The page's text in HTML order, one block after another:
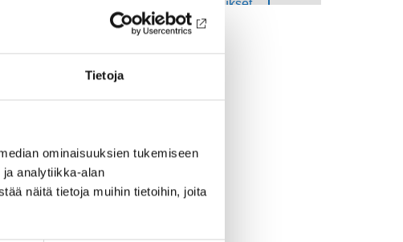
Tietoja
ominaisuuksien tukemiseen
analytiikka-alan
näitä tietoja muihin tietoihin, joita